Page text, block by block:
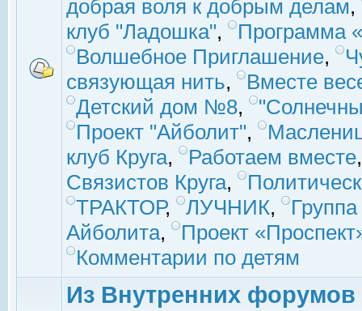
добрая воля к добрым делам,
клуб "Ладошка",
Программа
Волшебное Приглашение,
связующая нить,
Вместе
Детский дом №8,
Проект "Айболит",
клуб Круга, Работаем вместе
Связистов Круга,
ТРАКТОР, ЛУЧНИК,
Айболита,
Проект
Комментарии по детям
Из Внутренних форумов